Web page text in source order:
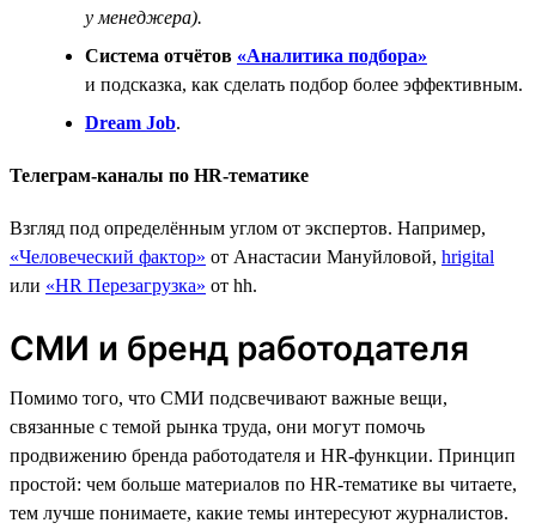
у менеджера).
Система отчётов «Аналитика подбора»
и подсказка, как сделать подбор более эффективным.
Dream Job.
Телеграм-каналы по HR-тематике
Взгляд под определённым углом от экспертов. Например,
«Человеческий фактор» от Анастасии Мануйловой, hrigital
или «HR Перезагрузка» от hh.
СМИ и бренд работодателя
Помимо того, что СМИ подсвечивают важные вещи,
связанные с темой рынка труда, они могут помочь
продвижению бренда работодателя и HR-функции. Принцип
простой: чем больше материалов по HR-тематике вы читаете,
тем лучше понимаете, какие темы интересуют журналистов.